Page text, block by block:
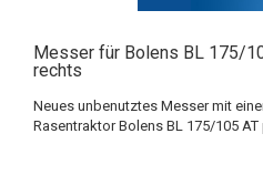
Messer für Bolens BL 175/
rechts
Neues unbenutztes Messer mit
Rasentraktor Bolens BL 175/105